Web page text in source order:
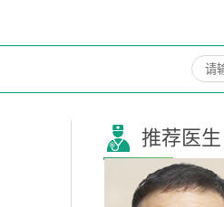
推荐医生